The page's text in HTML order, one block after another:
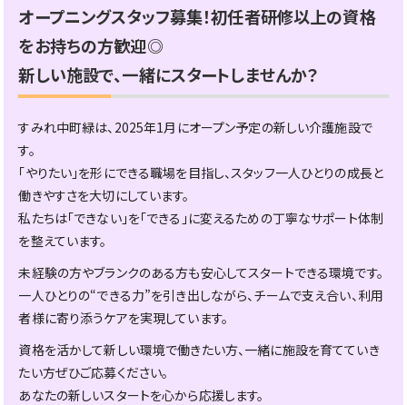
オープニングスタッフ募集！初任者研修以上の資格
をお持ちの方歓迎◎
新しい施設で、一緒にスタートしませんか？
すみれ中町緑は、2025年1月にオープン予定の新しい介護施設で
す。
「やりたい」を形にできる職場を目指し、スタッフ一人ひとりの成長と
働きやすさを大切にしています。
私たちは「できない」を「できる」に変えるための丁寧なサポート体制
を整えています。
未経験の方やブランクのある方も安心してスタートできる環境です。
一人ひとりの“できる力”を引き出しながら、チームで支え合い、利用
者様に寄り添うケアを実現しています。
資格を活かして新しい環境で働きたい方、一緒に施設を育てていき
たい方ぜひご応募ください。
あなたの新しいスタートを心から応援します。